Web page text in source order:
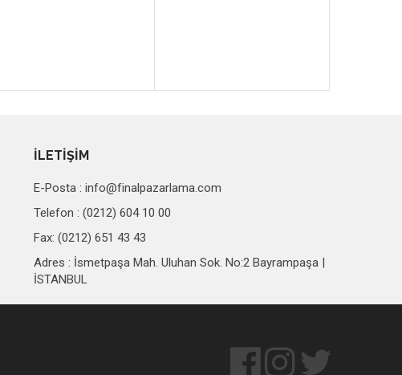
İLETİŞİM
E-Posta :info@finalpazarlama.com
Telefon : (0212) 604 10 00
Fax: (0212) 651 43 43
Adres : İsmetpaşa Mah. Uluhan Sok. No:2 Bayrampaşa |
İSTANBUL